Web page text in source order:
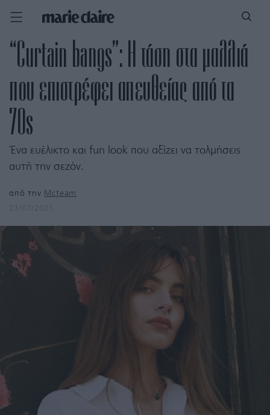
“Curtain bangs”: Η τάση στα μαλλιά
που επιστρέφει απευθείας από τα
70s
Ένα ευέλικτο και fun look που αξίζει να τολμήσεις
αυτή την σεζόν.
από την Mcteam